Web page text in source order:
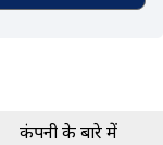
कंपनी के बारे में